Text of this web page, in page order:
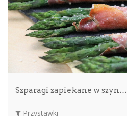
Szparagi zapiekane w szyn…
Przystawki